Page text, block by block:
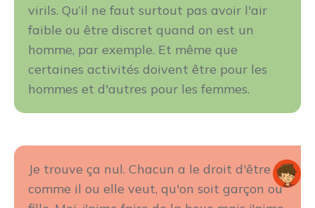
virils. Qu’il ne faut surtout pas avoir l'air
faible ou être discret quand on est un
homme, par exemple. Et même que
certaines activités doivent être pour les
hommes et d'autres pour les femmes.
Je trouve ça nul. Chacun a le droit d'être
comme il ou elle veut, qu'on soit garçon ou